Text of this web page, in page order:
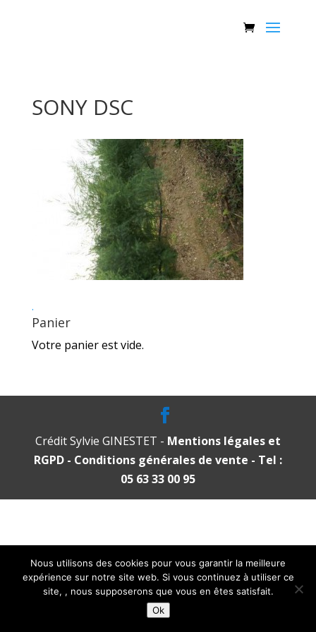
SONY DSC
.
Panier
Votre panier est vide.
Crédit Sylvie GINESTET - Mentions légales et
RGPD- Conditions générales de vente - Tel :
05 63 33 00 95
Nous utilisons des cookies pour vous garantir la meilleure
expérience sur notre site web. Si vous continuez à utiliser ce
site, , nous supposerons que vous en êtes satisfait.
Ok